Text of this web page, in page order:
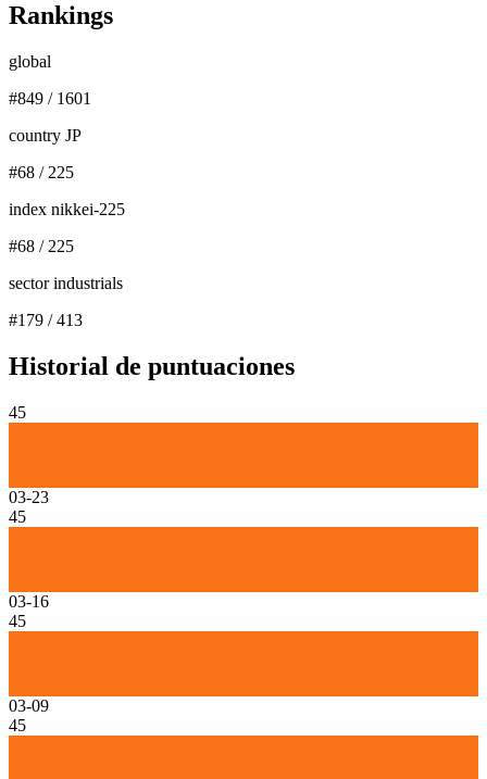
Rankings
global
#849 / 1601
country JP
#68 / 225
index nikkei-225
#68 / 225
sector industrials
#179 /413
Historial de puntuaciones
45
03-23
45
03-16
45
03-09
45